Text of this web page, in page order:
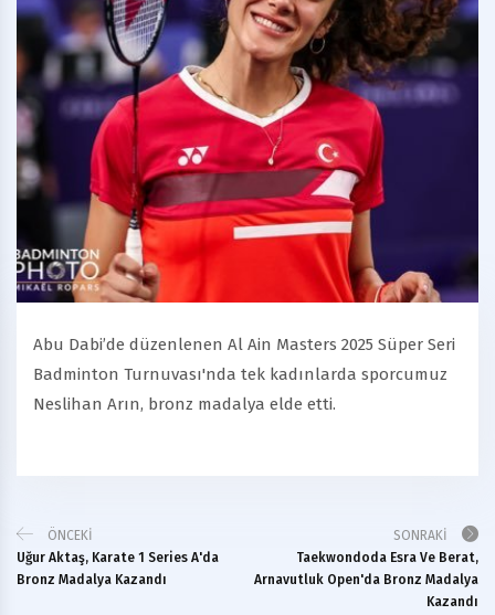
Abu Dabi’de düzenlenen Al Ain Masters 2025 Süper Seri
Badminton Turnuvası'nda tek kadınlarda sporcumuz
Neslihan Arın, bronz madalya elde etti.
ÖNCEKI
Uğur Aktaş, Karate 1 Series A'da
Bronz Madalya Kazandı
SONRAKI
Taekwondoda Esra Ve Berat,
Arnavutluk Open'da Bronz Madalya
Kazandı